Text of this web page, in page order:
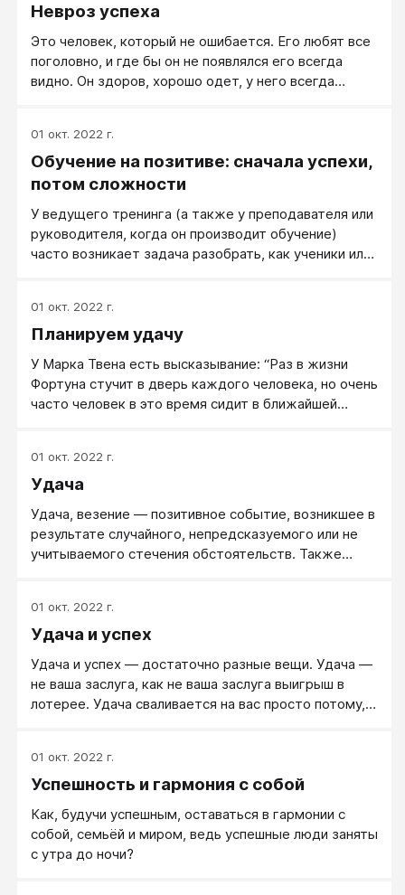
достижима, но… стоите на месте. Что нужно,
и перейти в режим собственно реализации?
Невроз успеха
Это человек, который не ошибается. Его любят все
поголовно, и где бы он не появлялся его всегда
видно. Он здоров, хорошо одет, у него всегда
отлично складывается карьера. Если он работает по
найму, то начальство его боготворит и предлагает
партнёрство.
01 окт. 2022 г.
Обучение на позитиве: сначала успехи,
потом сложности
У ведущего тренинга (а также у преподавателя или
руководителя, когда он производит обучение)
часто возникает задача разобрать, как ученики или
за неделю, или как удалось использовать в жизни
знания, полученные на прошлом занятии тренинга.
01 окт. 2022 г.
Планируем удачу
У Марка Твена есть высказывание: “Раз в жизни
Фортуна стучит в дверь каждого человека, но очень
часто человек в это время сидит в ближайшей
хватило опыта, ресурсов или чего-то еще, чтобы
этой удачей воспользоваться на 100%? Наверняка,
01 окт. 2022 г.
Удача
Удача, везение — позитивное событие, возникшее в
результате случайного, непредсказуемого или не
учитываемого стечения обстоятельств. Также
он не (полностью) зависит от действий или решений
затронутой личности. Примерами удачи могут быть
игру.
01 окт. 2022 г.
Удача и успех
Удача и успех — достаточно разные вещи. Удача —
не ваша заслуга, как не ваша заслуга выигрыш в
лотерее. Удача сваливается на вас просто потому,
людям успешным. Успех приходит к тем, кто его
заработал. Вы знали, что вы хотели; вы сделали то,
стремились: это ваш успех, и он всегда с вами.
01 окт. 2022 г.
Успешность и гармония с собой
Как, будучи успешным, оставаться в гармонии с
собой, семьёй и миром, ведь успешные люди заняты
с утра до ночи?